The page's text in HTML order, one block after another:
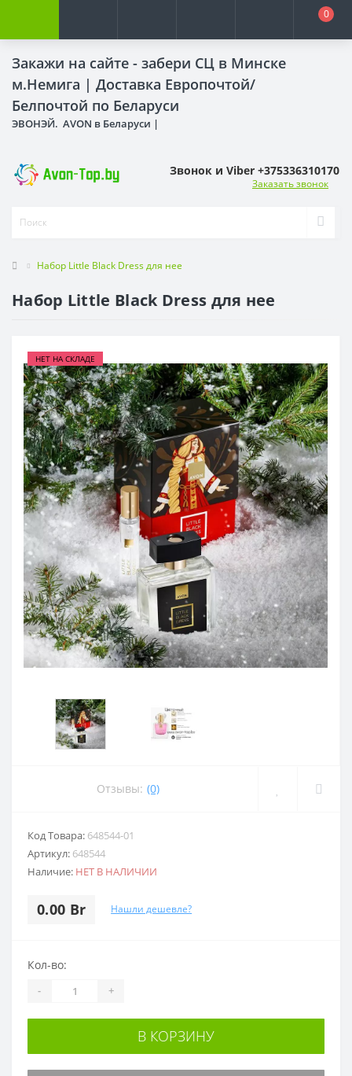
Закажи на сайте - забери СЦ в Минске
м.Немига | Доставка Европочтой/
Белпочтой по Беларуси
ЭВОНЭЙ. AVON в Беларуси |
0
Звонок и Viber +375336310170
Заказать звонок
Набор Little Black Dress для нее
Набор Little Black Dress для нее
НЕТ НА СКЛАДЕ
Отзывы: (0)
Код Товара: 648544-01
Артикул: 648544
Наличие: НЕТ В НАЛИЧИИ
0.00 Br Нашли дешевле?
Кол-во:
- +
В КОРЗИНУ